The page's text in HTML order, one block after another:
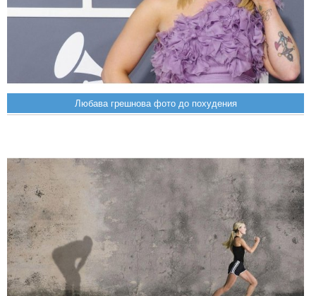
Любава грешнова фото до похудения